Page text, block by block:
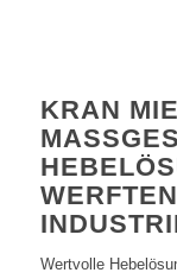
KRAN
ERFTEN,
NDUSTRIE
Wertvolle